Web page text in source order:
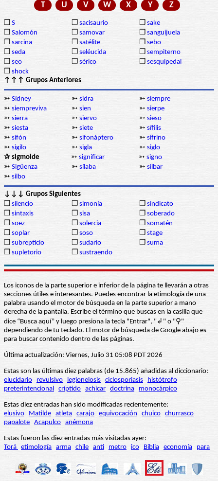
T U V W X Y Z
❒ S ❒ sacisaurio ❒ sake
❒ Salomón ❒ samovar ❒ sanguijuela
❒ sarcina ❒ satélite ❒ sebo
❒ seda ❒ seléucida ❒ sempiterno
❒ seo ❒ sérico ❒ sesquipedal
❒ shock
↑↑↑ Grupos Anteriores
➳ Sídney ➳ sidra ➳ siempre
➳ siempreviva ➳ sien ➳ sierpe
➳ sierra ➳ siervo ➳ sieso
➳ siesta ➳ siete ➳ sífilis
➳ sifón ➳ sifonáptero ➳ sifrino
➳ sigilo ➳ sigla ➳ siglo
✰ sigmoide
➳ significar ➳ signo
➳ Sigüenza ➳ sílaba ➳ silbar
➳ silbo
↓↓↓ Grupos Siguientes
❒ silencio ❒ simonía ❒ sindicato
❒ sintaxis ❒ sisa ❒ soberado
❒ soez ❒ solercia ❒ somatén
❒ soplar ❒ soso ❒ stage
❒ subrepticio ❒ sudario ❒ suma
❒ supletorio ❒ sustraendo
Los iconos de la parte superior e inferior de la página te llevarán a otras
secciones útiles e interesantes. Puedes encontrar la etimología de una
palabra usando el motor de búsqueda en la parte superior a mano
derecha de la pantalla. Escribe el término que buscas en la casilla que
dice “Busca aquí” y luego presiona la tecla "Entrar", "↲" o "⚲"
dependiendo de tu teclado. El motor de búsqueda de Google abajo es
para buscar contenido dentro de las páginas.
Última actualización: Viernes, Julio 31 05:08 PDT 2026
Estas son las últimas diez palabras (de 15.865) añadidas al diccionario:
elucidario
revulsivo legionelosis ciclosporiasis
histótrofo
preterintencional críptido achicar doctrina monocárpico
Estas diez entradas han sido modificadas recientemente:
elusivo
Matilde atleta carajo equivocación chuico churrasco
papalote Acapulco anémona
Estas fueron las diez entradas más visitadas ayer:
Torá etimología arma chile anti metro ico Biblia economía para